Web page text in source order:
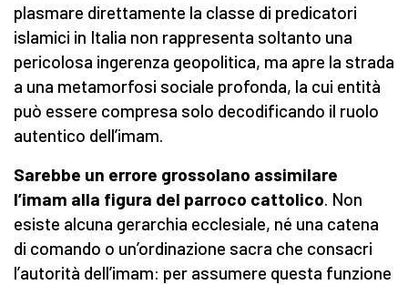
plasmare direttamente la classe di predicatori
islamici in Italia non rappresenta soltanto una
pericolosa ingerenza geopolitica, ma apre la strada
a una metamorfosi sociale profonda, la cui entità
può essere compresa solo decodificando il ruolo
autentico dell’imam.
Sarebbe un errore grossolano assimilare
l’imam alla figura del parroco cattolico. Non
esiste alcuna gerarchia ecclesiale, né una catena
di comando o un’ordinazione sacra che consacri
l’autorità dell’imam: per assumere questa funzione